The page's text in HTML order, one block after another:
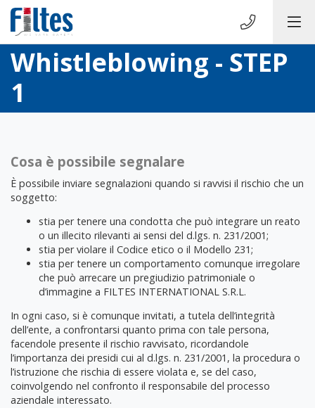
Whistleblowing - STEP
1
Cosa è possibile segnalare
È possibile inviare segnalazioni quando si ravvisi il rischio che un
soggetto:
stia per tenere una condotta che può integrare un reato
o un illecito rilevanti ai sensi del d.lgs. n. 231/2001;
stia per violare il Codice etico o il Modello 231;
stia per tenere un comportamento comunque irregolare
che può arrecare un pregiudizio patrimoniale o
d’immagine a FILTES INTERNATIONAL S.R.L.
In ogni caso, si è comunque invitati, a tutela dell’integrità
dell’ente, a confrontarsi quanto prima con tale persona,
facendole presente il rischio ravvisato, ricordandole
l’importanza dei presidi cui al d.lgs. n. 231/2001, la procedura o
l’istruzione che rischia di essere violata e, se del caso,
coinvolgendo nel confronto il responsabile del processo
aziendale interessato.